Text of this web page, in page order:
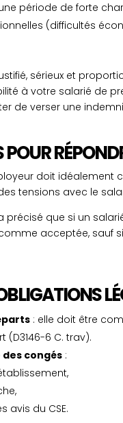
période de forte
(difficultés
sérieux et
à votre salarié de
de verser une
POUR
doit
tensions avec le
précisé que si un
acceptée, sauf
: elle doit être
6 C. trav).
congés :
avis du CSE.